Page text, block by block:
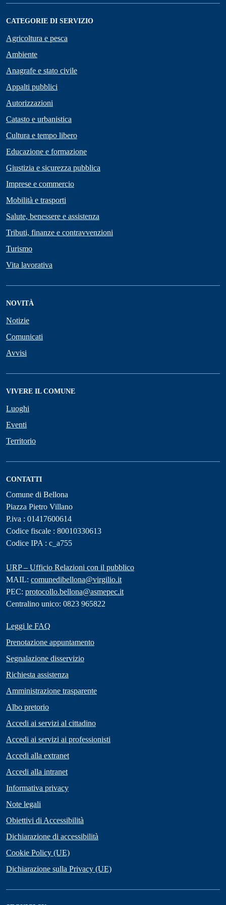
CATEGORIE DI SERVIZIO
Agricoltura e pesca
Ambiente
Anagrafe e stato civile
Appalti pubblici
Autorizzazioni
Catasto e urbanistica
Cultura e tempo libero
Educazione e formazione
Giustizia e sicurezza pubblica
Imprese e commercio
Mobilità e trasporti
Salute, benessere e assistenza
Tributi, finanze e contravvenzioni
Turismo
Vita lavorativa
NOVITÀ
Notizie
Comunicati
Avvisi
VIVERE IL COMUNE
Luoghi
Eventi
Territorio
CONTATTI
Comune di Bellona
Piazza Pietro Villano
P.iva : 01417600614
Codice fiscale : 80010330613
Codice IPA : c_a755
URP – Ufficio Relazioni con il pubblico
MAIL: comunedibellona@virgilio.it
PEC: protocollo.bellona@asmepec.it
Centralino unico: 0823 965822
Leggi le FAQ
Prenotazione appuntamento
Segnalazione disservizio
Richiesta assistenza
Amministrazione trasparente
Albo pretorio
Accedi ai servizi al cittadino
Accedi ai servizi ai professionisti
Accedi alla extranet
Accedi alla intranet
Informativa privacy
Note legali
Obiettivi di Accessibilità
Dichiarazione di accessibilità
Cookie Policy (UE)
Dichiarazione sulla Privacy (UE)